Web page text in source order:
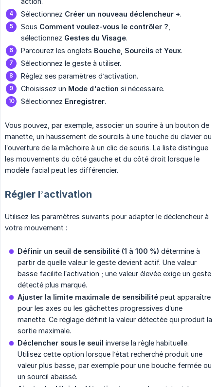
Sélectionnez Créer un nouveau déclencheur +.
Sous Comment voulez-vous le contrôler ?
sélectionnez Gestes du Visage.
Parcourez les onglets Bouche Sourcils et Yeux.
Sélectionnez le geste à utiliser.
Réglez ses paramètres d’activation.
Choisissez un Mode d'action si nécessaire.
Sélectionnez Enregistrer.
Vous pouvez, par exemple, associer un sourire à un bouton de
manette, un haussement de sourcils à une touche du clavier ou
l’ouverture de la mâchoire à un clic de souris. La liste distingue
les mouvements du côté gauche et du côté droit lorsque le
modèle facial peut les différencier.
Régler l’activation
Utilisez les paramètres suivants pour adapter le déclencheur à
votre mouvement :
Définir un seuil de sensibilité (1 à 100 %) détermine à
partir de quelle valeur le geste devient actif. Une valeur
basse facilite l’activation ; une valeur élevée exige un geste
détecté plus marqué.
Ajuster la limite maximale de sensibilité peut apparaître
pour les axes ou les gâchettes progressives d’une
manette. Ce réglage définit la valeur détectée qui produit la
sortie maximale.
Déclencher sous le seuil inverse la règle habituelle.
Utilisez cette option lorsque l’état recherché produit une
valeur plus basse, par exemple pour une bouche fermée ou
un sourcil abaissé.